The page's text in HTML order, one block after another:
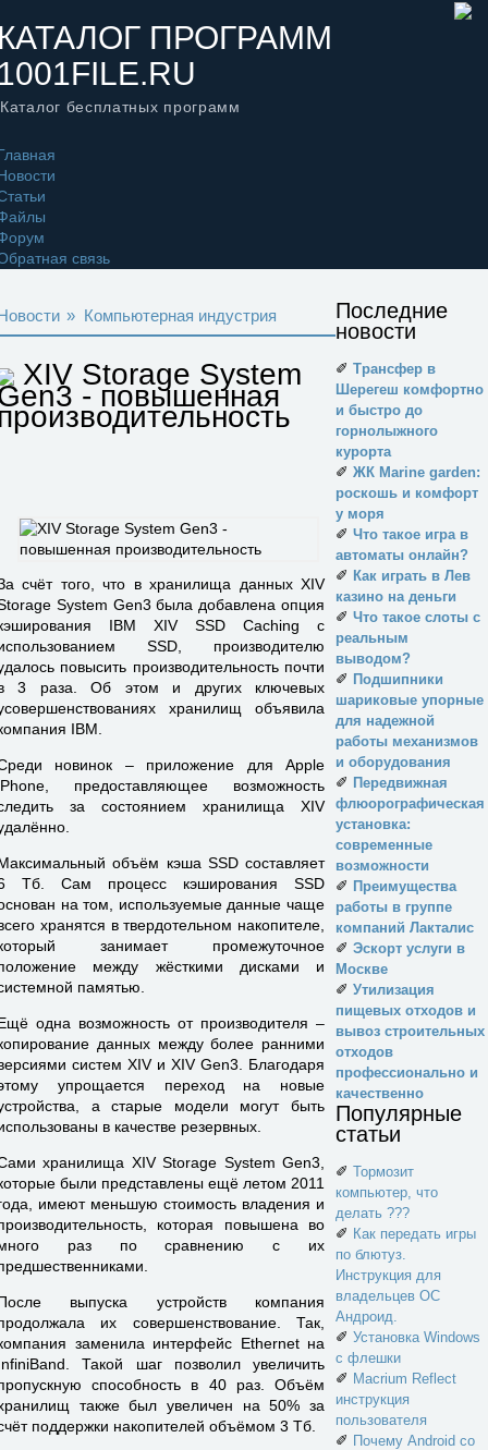
ПРОГРАММ
Каталог бесплатных программ
связь
» Компьютерная индустрия
XIV Storage System
- повышенная
счёт того, что в хранилища данных XIV
System Gen3 была добавлена опция
IBM XIV SSD Caching с
SSD, производителю
повысить производительность почти
3 раза. Об этом и других ключевых
хранилищ объявила
IBM.
новинок – приложение для Apple
предоставляющее возможность
за состоянием хранилища XIV
объём кэша SSD составляет
Тб. Сам процесс кэширования SSD
на том, используемые данные чаще
хранятся в твердотельном накопителе,
занимает промежуточное
между жёсткими дисками и
памятью.
одна возможность от производителя –
данных между более ранними
систем XIV и XIV Gen3. Благодаря
упрощается переход на новые
а старые модели могут быть
в качестве резервных.
хранилища XIV Storage System Gen3,
были представлены ещё летом 2011
имеют меньшую стоимость владения и
которая повышена во
раз по сравнению с их
выпуска устройств компания
их совершенствование. Так,
заменила интерфейс Ethernet на
Такой шаг позволил увеличить
способность в 40 раз. Объём
также был увеличен на 50% за
поддержки накопителей объёмом 3 Тб.
Последние
новости
✐ Трансфер в
Шерегеш комфортно
и быстро до
горнолыжного
курорта
✐ ЖК Marine garden:
роскошь и комфорт
у моря
✐ Что такое игра в
автоматы онлайн?
✐ Как играть в Лев
казино на деньги
✐ Что такое слоты с
реальным
выводом?
✐ Подшипники
шариковые упорные
для надежной
работы механизмов
и оборудования
✐ Передвижная
флюорографическая
установка:
современные
возможности
✐ Преимущества
работы в группе
компаний Лакталис
✐ Эскорт услуги в
Москве
✐ Утилизация
пищевых отходов и
вывоз строительных
отходов
профессионально и
качественно
Популярные
статьи
✐ Тормозит
компьютер, что
делать ???
✐ Как передать игры
по блютуз.
Инструкция для
владельцев ОС
Андроид.
✐ Установка Windows
с флешки
✐ Macrium Reflect
инструкция
пользователя
✐ Почему Android со